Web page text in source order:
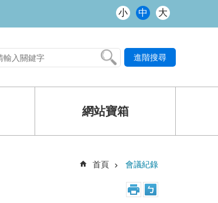
小 中 大
進階搜尋
網站寶箱
首頁 會議紀錄